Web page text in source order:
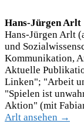
Hans-Jürgen Arlt
Hans-Jürgen Arlt
und
Kommunikation,
Aktuelle
Linken"; "Arbeit
"Spielen ist
Aktion" (mit
Arlt ansehen →